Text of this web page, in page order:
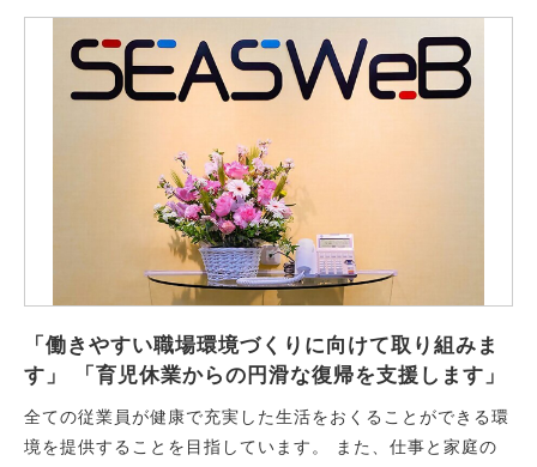
「働きやすい職場環境づくりに向けて取り組みま
す」 「育児休業からの円滑な復帰を支援します」
全ての従業員が健康で充実した生活をおくることができる環
境を提供することを目指しています。 また、仕事と家庭の